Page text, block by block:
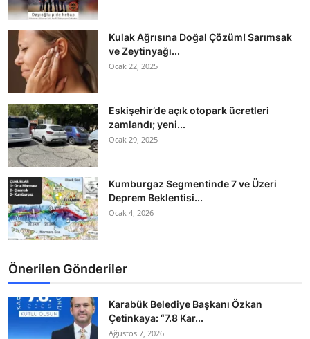
Kulak Ağrısına Doğal Çözüm! Sarımsak
ve Zeytinyağı...
Ocak 22, 2025
Eskişehir’de açık otopark ücretleri
zamlandı; yeni...
Ocak 29, 2025
Kumburgaz Segmentinde 7 ve Üzeri
Deprem Beklentisi...
Ocak 4, 2026
Önerilen Gönderiler
Karabük Belediye Başkanı Özkan
Çetinkaya: “7.8 Kar...
Ağustos 7, 2026